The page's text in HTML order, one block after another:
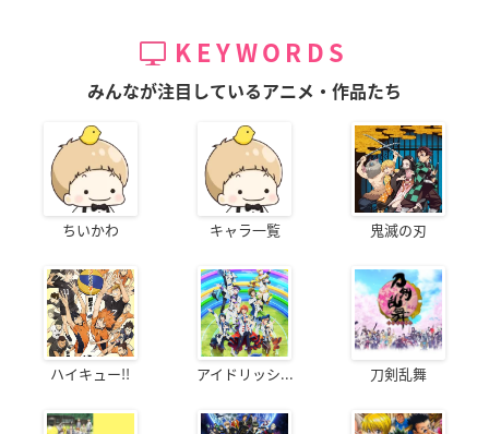
KEYWORDS
みんなが注目しているアニメ・作品たち
ちいかわ キャラ一覧 鬼滅の刃
ハイキュー!! アイドリッシ... 刀剣乱舞